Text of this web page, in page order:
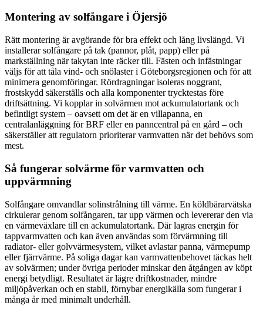
Montering av solfångare i Öjersjö
Rätt montering är avgörande för bra effekt och lång livslängd. Vi
installerar solfångare på tak (pannor, plåt, papp) eller på
markställning när takytan inte räcker till. Fästen och infästningar
väljs för att tåla vind- och snölaster i Göteborgsregionen och för att
minimera genomföringar. Rördragningar isoleras noggrant,
frostskydd säkerställs och alla komponenter trycktestas före
driftsättning. Vi kopplar in solvärmen mot ackumulatortank och
befintligt system – oavsett om det är en villapanna, en
centralanläggning för BRF eller en panncentral på en gård – och
säkerställer att regulatorn prioriterar varmvatten när det behövs som
mest.
Så fungerar solvärme för varmvatten och
uppvärmning
Solfångare omvandlar solinstrålning till värme. En köldbärarvätska
cirkulerar genom solfångaren, tar upp värmen och levererar den via
en värmeväxlare till en ackumulatortank. Där lagras energin för
tappvarmvatten och kan även användas som förvärmning till
radiator- eller golvvärmesystem, vilket avlastar panna, värmepump
eller fjärrvärme. På soliga dagar kan varmvattenbehovet täckas helt
av solvärmen; under övriga perioder minskar den åtgången av köpt
energi betydligt. Resultatet är lägre driftkostnader, mindre
miljöpåverkan och en stabil, förnybar energikälla som fungerar i
många år med minimalt underhåll.